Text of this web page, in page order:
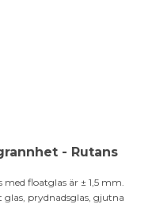
- Rutans
floatglas är ± 1,5 mm.
prydnadsglas, gjutna